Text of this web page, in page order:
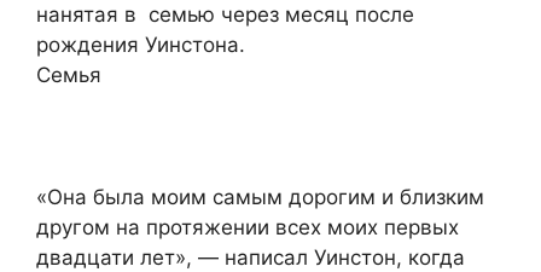
нанятая в семью через месяц после
рождения Уинстона.
Семья
«Она была моим самым дорогим и близким
другом на протяжении всех моих первых
двадцати лет», — написал Уинстон, когда